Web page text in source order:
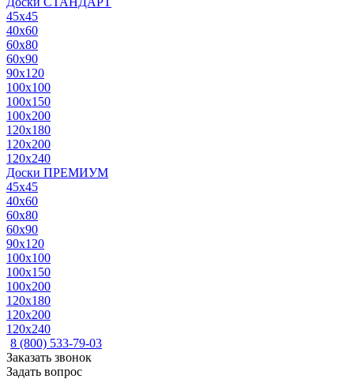
45x45
40x60
60x80
60x90
90x120
100x100
100x150
100x200
120x180
120x200
120x240
Доски ПРЕМИУМ
45x45
40x60
60x80
60x90
90x120
100x100
100x150
100x200
120x180
120x200
120x240
8 (800) 533-79-03
Заказать звонок
Задать вопрос